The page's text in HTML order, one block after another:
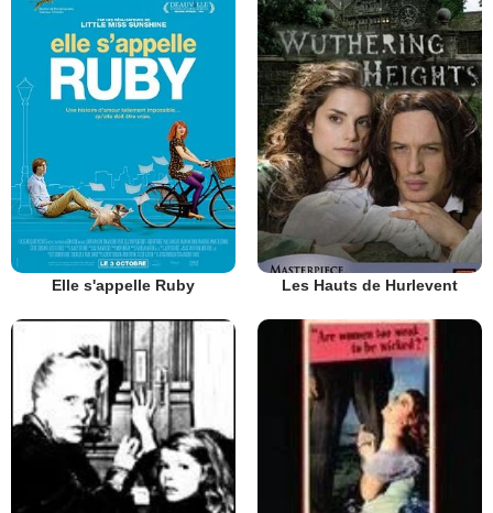
Elle s'appelle Ruby Les Hauts de Hurlevent